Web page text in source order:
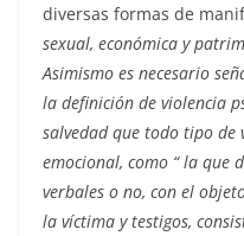
diversas formas de
sexual, económica y
Asimismo es necesario
la definición de violencia
salvedad que todo tipo de
emocional, como “la que
verbales o no, con el
la víctima y testigos,